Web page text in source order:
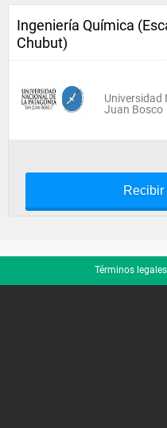
Ingeniería Química
Chubut)
Universidad
Juan Bosco
Recibir
Términos